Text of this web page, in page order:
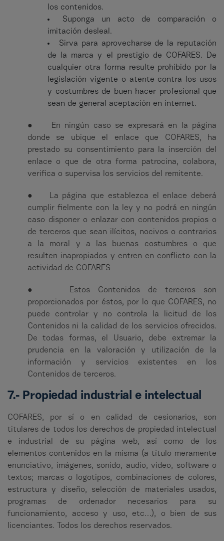
los contenidos.
Suponga un acto de comparación o
imitación desleal.
Sirva para aprovecharse de la reputación
de la marca y el prestigio de COFARES. De
cualquier otra forma resulte prohibido por la
legislación vigente o atente contra los usos
y costumbres de buen hacer profesional que
sean de general aceptación en internet.
● En ningún caso se expresará en la página
donde se ubique el enlace que COFARES, ha
prestado su consentimiento para la inserción del
enlace o que de otra forma patrocina, colabora,
verifica o supervisa los servicios del remitente.
● La página que establezca el enlace deberá
cumplir fielmente con la ley y no podrá en ningún
caso disponer o enlazar con contenidos propios o
de terceros que sean ilícitos, nocivos o contrarios
a la moral y a las buenas costumbres o que
resulten inapropiados y entren en conflicto con la
actividad de COFARES
● Estos Contenidos de terceros son
proporcionados por éstos, por lo que COFARES, no
puede controlar y no controla la licitud de los
Contenidos ni la calidad de los servicios ofrecidos.
De todas formas, el Usuario, debe extremar la
prudencia en la valoración y utilización de la
información y servicios existentes en los
Contenidos de terceros.
7.- Propiedad industrial e intelectual
COFARES, por sí o en calidad de cesionarios, son
titulares de todos los derechos de propiedad intelectual
e industrial de su página web, así como de los
elementos contenidos en la misma (a título meramente
enunciativo, imágenes, sonido, audio, vídeo, software o
textos; marcas o logotipos, combinaciones de colores,
estructura y diseño, selección de materiales usados,
programas de ordenador necesarios para su
funcionamiento, acceso y uso, etc…), o bien de sus
licenciantes. Todos los derechos reservados.